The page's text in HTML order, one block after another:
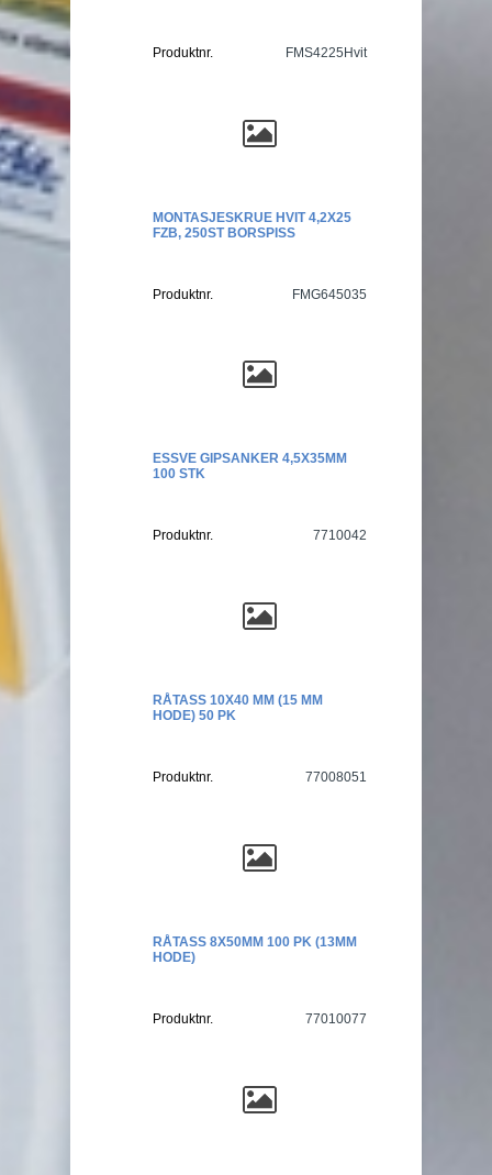
Produktnr. FMS4225Hvit
MONTASJESKRUE HVIT 4,2X25
FZB, 250ST BORSPISS
Produktnr. FMG645035
ESSVE GIPSANKER 4,5X35MM
100 STK
Produktnr. 7710042
RÅTASS 10X40 MM (15 MM
HODE) 50 PK
Produktnr. 77008051
RÅTASS 8X50MM 100 PK (13MM
HODE)
Produktnr. 77010077